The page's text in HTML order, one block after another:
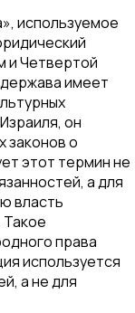
используемое
и Четвертой
имеет
он
законов о
этот термин не
а для
власть
права
используется
а не для